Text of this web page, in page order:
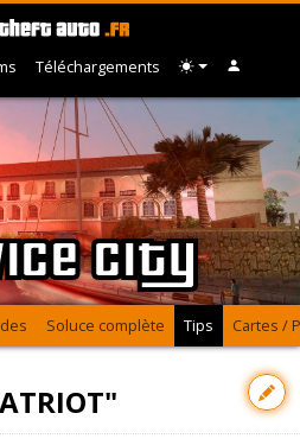
Téléchargements
City
Soluce complète Tips Cartes /